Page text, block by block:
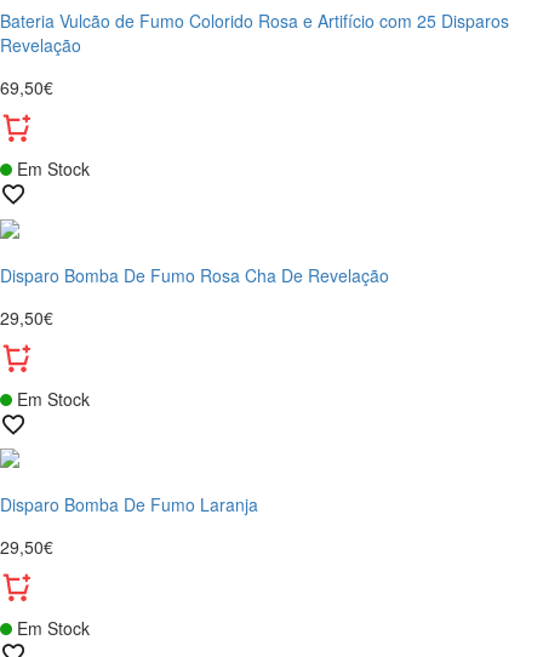
Bateria Vulcão de Fumo Colorido Rosa e Artifício com 25 Disparos
Revelação
69,50€
Em Stock
Disparo Bomba De Fumo Rosa Cha De Revelação
29,50€
Em Stock
Disparo Bomba De Fumo Laranja
29,50€
Em Stock